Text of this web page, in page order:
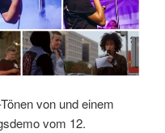
von und einem
vom 12.